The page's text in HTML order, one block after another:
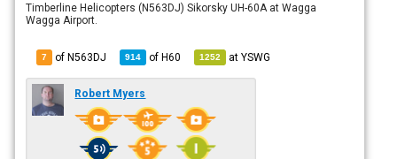
Timberline Helicopters (N563DJ) Sikorsky UH-60A at Wagga
Wagga Airport.
7 of N563DJ 914 ofH60 1252 atYSWG
Robert Myers